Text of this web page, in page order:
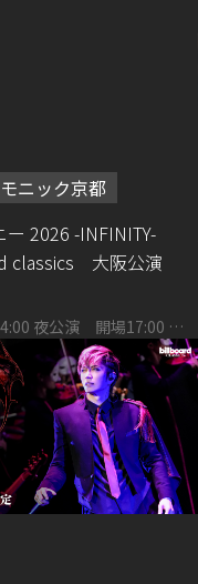
ニック京都
ー 2026 -INFINITY-
classics 大阪公演
夜公演 開場17:00 開
箕面 大ホール